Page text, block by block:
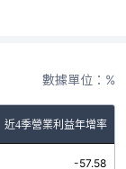
數據單位：%
近4季營業利益年增率
-57.58